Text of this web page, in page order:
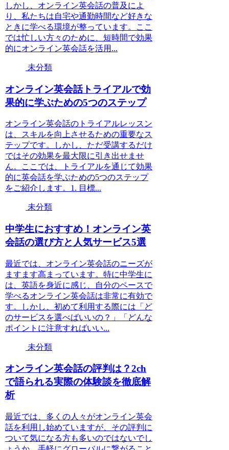
しかし、オンライン英会話の普及によ
り、私たちは自宅や通勤時間など好きな
ときに学べる環境が整っています。ここ
では忙しい方々のために、短時間で効果
的にオンライン英会話を活用...
未分類
オンライン英会話トライアルで効
果的に学ぶための5つのステップ
オンライン英会話のトライアルレッスン
は、スキルを向上させるための重要なス
テップです。しかし、ただ受講するだけ
ではその効果を最大限に引き出せませ
ん。ここでは、トライアルを通じて効果
的に英会話を学ぶための5つのステップ
をご紹介します。1. 目標...
未分類
中学生におすすめ！オンライン英
会話の選び方と人気サービス5選
最近では、オンライン英会話のニーズが
ますます高まっています。特に中学生に
は、英語を身近に感じ、自分のペースで
学べるオンライン英会話は非常に有効で
す。しかし、初めて利用する際には「ど
のサービスを選べばいいの？」「どんな
ポイントに注意すればいい...
未分類
オンライン英会話の評判は？2ch
で語られる実際の体験談を徹底解
析
最近では、多くの人々がオンライン英会
話を利用し始めていますが、その評判に
ついて気になる方も多いのではないでし